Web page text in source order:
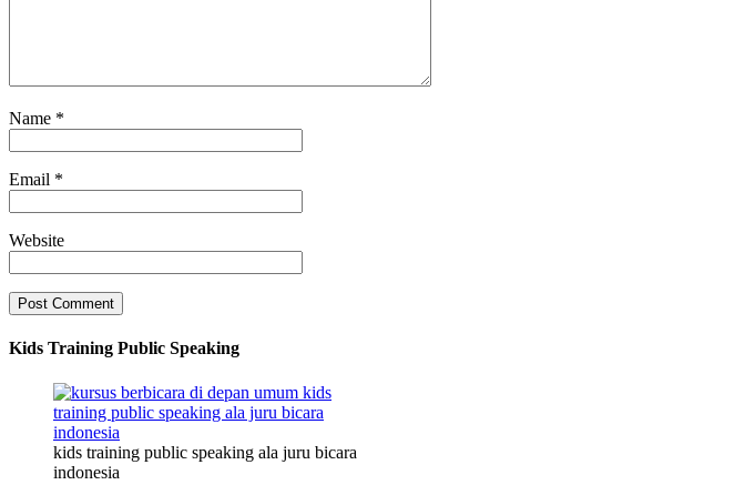
Name *
Email *
Website
Kids Training Public Speaking
kids training public speaking ala juru bicara
indonesia